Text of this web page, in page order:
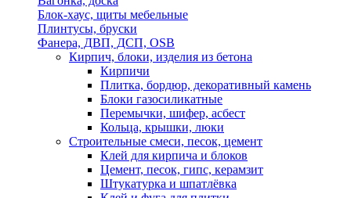
Блок-хаус, щиты мебельные
Плинтусы, бруски
Фанера, ДВП, ДСП, OSB
Кирпич, блоки, изделия из бетона
Кирпичи
Плитка, бордюр, декоративный камень
Блоки газосиликатные
Перемычки, шифер, асбест
Кольца, крышки, люки
Строительные смеси, песок, цемент
Клей для кирпича и блоков
Цемент, песок, гипс, керамзит
Штукатурка и шпатлёвка